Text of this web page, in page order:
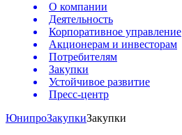
О компании
Деятельность
Корпоративное управление
Акционерам и инвесторам
Потребителям
Закупки
Устойчивое развитие
Пресс-центр
ЮнипроЗакупкиЗакупки